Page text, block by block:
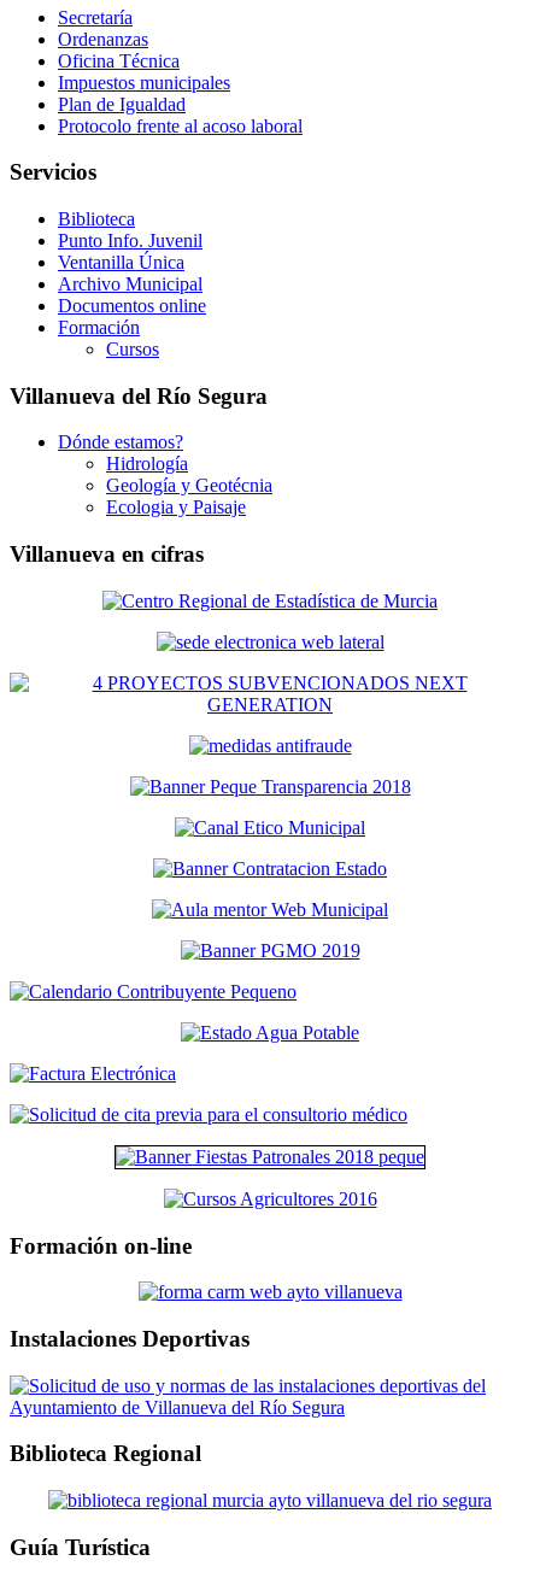
Secretaría
Ordenanzas
Oficina Técnica
Impuestos municipales
Plan de Igualdad
Protocolo frente al acoso laboral
Servicios
Biblioteca
Punto Info. Juvenil
Ventanilla Única
Archivo Municipal
Documentos online
Formación
Cursos
Villanueva del Río Segura
Dónde estamos?
Hidrología
Geología y Geotécnia
Ecologia y Paisaje
Villanueva en cifras
Formación on-line
Instalaciones Deportivas
Biblioteca Regional
Guía Turística